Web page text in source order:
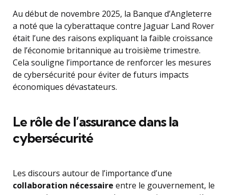
Au début de novembre 2025, la Banque d’Angleterre
a noté que la cyberattaque contre Jaguar Land Rover
était l’une des raisons expliquant la faible croissance
de l’économie britannique au troisième trimestre.
Cela souligne l’importance de renforcer les mesures
de cybersécurité pour éviter de futurs impacts
économiques dévastateurs.
Le rôle de l’assurance dans la
cybersécurité
Les discours autour de l’importance d’une
collaboration nécessaire entre le gouvernement, le